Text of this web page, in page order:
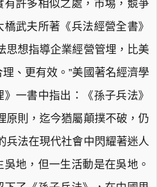
許多相似之處，市埸，競爭
武夫所著《兵法經營全書》
思想指導企業經營管埋，比美
、更有效。”美國著名經濟學
一書中指出：《孫子兵法》
原則，迄今猶屬顛撲不破，仍
兵法在現代社會中閃耀著迷人
地，但一生活動是在吳地。